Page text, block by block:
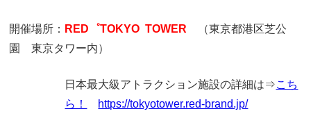
開催場所： RED゜TOKYO TOWER （東京都港区芝公
園 東京タワー内）
日本最大級アトラクション施設の詳細は⇒こち
ら！
https://tokyotower.red-brand.jp/